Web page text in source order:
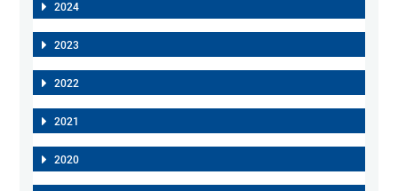
2024
2023
2022
2021
2020